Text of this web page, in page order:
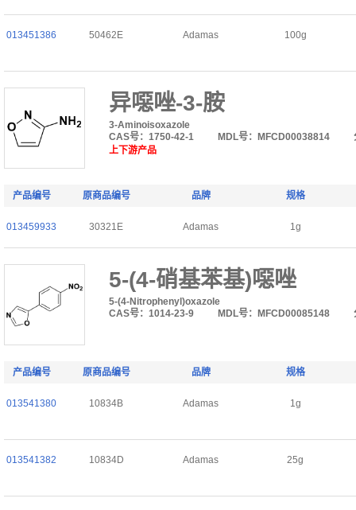
013451386 50462E Adamas 100g
异噁唑-3-胺
3-Aminoisoxazole
CAS号：1750-42-1
MDL号：MFCD00038814
上下游产品
产品编号 原商品编号 品牌 规格
013459933 30321E Adamas 1g
5-(4-硝基苯基)噁唑
5-(4-Nitrophenyl)oxazole
CAS号：1014-23-9
MDL号：MFCD00085148
产品编号 原商品编号 品牌 规格
013541380 10834B Adamas 1g
013541382 10834D Adamas 25g